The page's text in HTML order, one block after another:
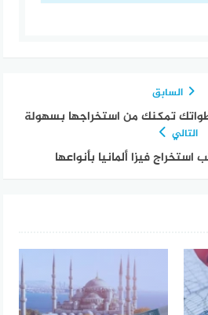
السابق
التالي
فيزا ألمانيا بأنواعها